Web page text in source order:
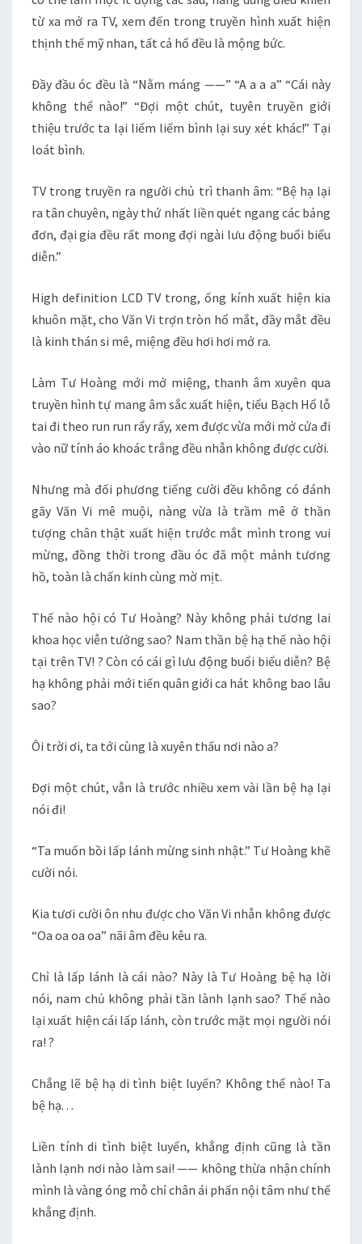
từ xa mở ra TV, xem đến trong truyền hình xuất hiện
thịnh thế mỹ nhan, tất cả hổ đều là mộng bức.
Đầy đầu óc đều là “Nằm máng ——” “A a a a” “Cái này
không thể nào!” “Đợi một chút, tuyên truyền giới
thiệu trước ta lại liếm liếm bình lại suy xét khác!” Tại
loát bình.
TV trong truyền ra người chủ trì thanh âm: “Bệ hạ lại
ra tân chuyên, ngày thứ nhất liền quét ngang các bảng
đơn, đại gia đều rất mong đợi ngài lưu động buổi biểu
diễn.”
High definition LCD TV trong, ống kính xuất hiện kia
khuôn mặt, cho Văn Vi trợn tròn hổ mắt, đầy mắt đều
là kinh thán si mê, miệng đều hơi hơi mở ra.
Làm Tư Hoàng mới mở miệng, thanh âm xuyên qua
truyền hình tự mang âm sắc xuất hiện, tiểu Bạch Hổ lỗ
tai đi theo run run rẩy rẩy, xem được vừa mới mở cửa đi
vào nữ tính áo khoác trắng đều nhẫn không được cười.
Nhưng mà đối phương tiếng cười đều không có đánh
gãy Văn Vi mê muội, nàng vừa là trầm mê ở thần
tượng chân thật xuất hiện trước mắt mình trong vui
mừng, đồng thời trong đầu óc đã một mảnh tương
hồ, toàn là chấn kinh cùng mờ mịt.
Thế nào hội có Tư Hoàng? Này không phải tương lai
khoa học viễn tưởng sao? Nam thần bệ hạ thế nào hội
tại trên TV! ? Còn có cái gì lưu động buổi biểu diễn? Bệ
hạ không phải mới tiến quân giới ca hát không bao lâu
sao?
Ôi trời ơi, ta tới cùng là xuyên thấu nơi nào a?
Đợi một chút, vẫn là trước nhiều xem vài lần bệ hạ lại
nói đi!
“Ta muốn bồi lấp lánh mừng sinh nhật.” Tư Hoàng khẽ
cười nói.
Kia tươi cười ôn nhu được cho Văn Vi nhẫn không được
“Oa oa oa oa” nãi âm đều kêu ra.
Chỉ là lấp lánh là cái nào? Này là Tư Hoàng bệ hạ lời
nói, nam chủ không phải tần lành lạnh sao? Thế nào
lại xuất hiện cái lấp lánh, còn trước mặt mọi người nói
ra! ?
Chẳng lẽ bệ hạ di tình biệt luyến? Không thể nào! Ta
bệ hạ. . .
Liền tính di tình biệt luyến, khẳng định cũng là tần
lành lạnh nơi nào làm sai! —— không thừa nhận chính
mình là vàng óng mỗ chỉ chân ái phấn nội tâm như thế
khẳng định.